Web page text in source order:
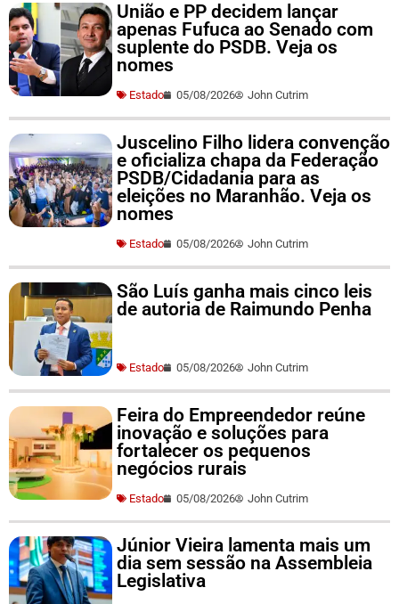
União e PP decidem lançar
apenas Fufuca ao Senado com
suplente do PSDB. Veja os
nomes
Estado 05/08/2026 John Cutrim
Juscelino Filho lidera convenção
e oficializa chapa da Federação
PSDB/Cidadania para as
eleições no Maranhão. Veja os
nomes
Estado 05/08/2026 John Cutrim
São Luís ganha mais cinco leis
de autoria de Raimundo Penha
Estado 05/08/2026 John Cutrim
Feira do Empreendedor reúne
inovação e soluções para
fortalecer os pequenos
negócios rurais
Estado 05/08/2026 John Cutrim
Júnior Vieira lamenta mais um
dia sem sessão na Assembleia
Legislativa